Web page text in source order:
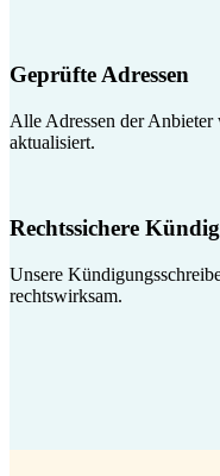
Geprüfte Adressen
Alle Adressen der
aktualisiert.
Rechtssichere
Unsere
rechtswirksam.